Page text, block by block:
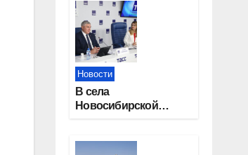
квалификацию
премии «КАРДО»
Новости
В села
Новосибирской